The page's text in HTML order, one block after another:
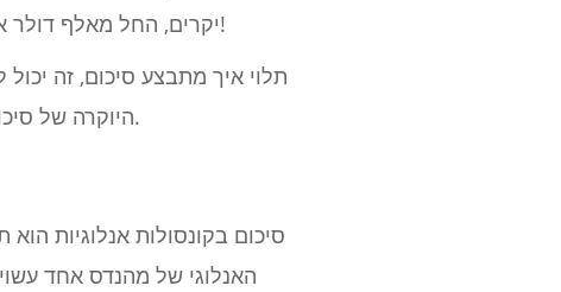
יקרים, החל מאלף דולר או יותר בקצה הנמוך. יתכן שאין לך גישה לציוד סיכום אנלוגי במערך אולפן ביתי, וזה בסדר!
תלוי איך מתבצע סיכום, זה
היוקרה של סיכום אנלוגי של מאסטר פאדר, אבל זה לא מרכיב של יצירת או שבר בתהליך הפקת המוזיקה.
סיכום בקונסולות אנלוגיות
האנלוגי של מהנדס אחד